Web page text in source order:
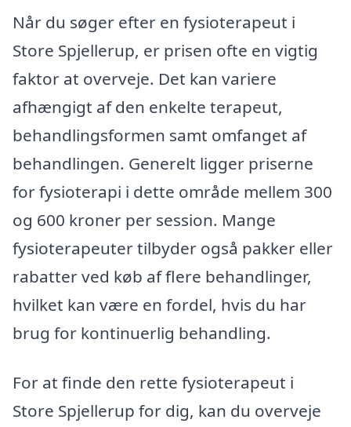
Når du søger efter en fysioterapeut i
Store Spjellerup, er prisen ofte en vigtig
faktor at overveje. Det kan variere
afhængigt af den enkelte terapeut,
behandlingsformen samt omfanget af
behandlingen. Generelt ligger priserne
for fysioterapi i dette område mellem 300
og 600 kroner per session. Mange
fysioterapeuter tilbyder også pakker eller
rabatter ved køb af flere behandlinger,
hvilket kan være en fordel, hvis du har
brug for kontinuerlig behandling.
For at finde den rette fysioterapeut i
Store Spjellerup for dig, kan du overveje